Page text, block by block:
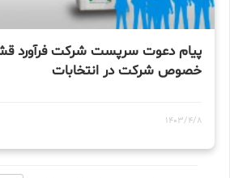
پیام دعوت سرپست شرکت فرآورد
خصوص شرکت در انتخابات
1403/4/8